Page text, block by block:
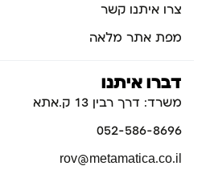
צרו איתנו קשר
מפת אתר מלאה
דברו איתנו
משרד: דרך רבין 13 ק.אתא
052-586-8696
rov@metamatica.co.il